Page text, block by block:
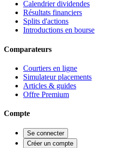
Calendrier dividendes
Résultats financiers
Splits d'actions
Introductions en bourse
Comparateurs
Courtiers en ligne
Simulateur placements
Articles & guides
Offre Premium
Compte
Se connecter
Créer un compte